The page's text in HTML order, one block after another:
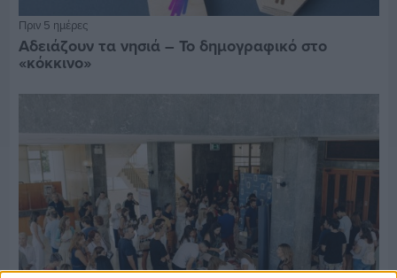
Πριν 5 ημέρες
Αδειάζουν τα νησιά – Το δημογραφικό στο
«κόκκινο»